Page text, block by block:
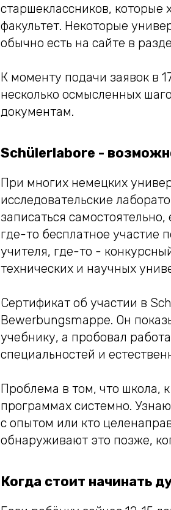
старшеклассников, которые
факультет. Некоторые
обычно есть на сайте в
К моменту подачи заявок в
несколько осмысленных
документам.
Schülerlabore -
При многих немецких
исследовательские
записаться
где-то бесплатное участие
учителя, где-то -
технических и научных
Сертификат об участии в
Bewerbungsmappe. Он
учебнику, а пробовал
специальностей и
Проблема в том, что школа,
программах системно.
с опытом или кто
обнаруживают это позже,
Когда стоит начинать